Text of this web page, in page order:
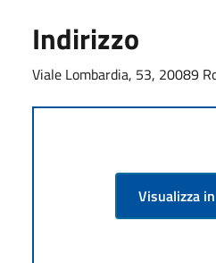
Indirizzo
Viale Lombardia, 53, 20089
Visualizza